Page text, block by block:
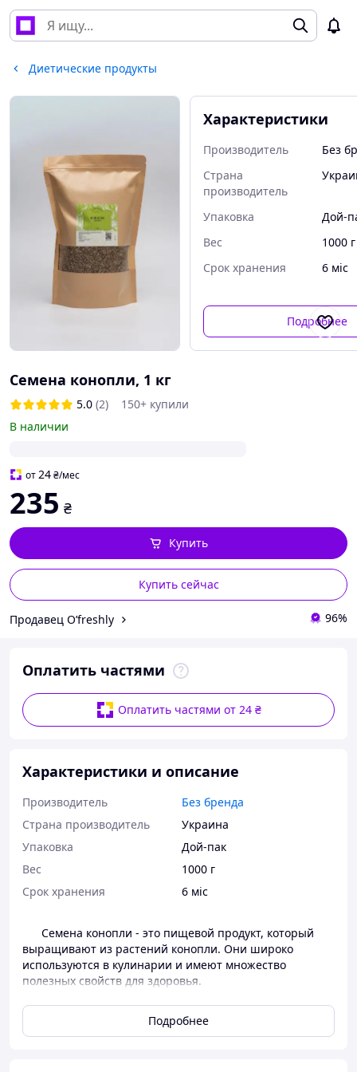
Диетические продукты
Характеристики
Производитель
Без
Страна
производитель
Упаковка
Дой-
Вес
1000 г
Срок хранения
6 міс
Подробнее
Семена конопли, 1 кг
5.0 (2)
150+ купили
В наличии
от24₴/мес
235 ₴
Купить сейчас
Купить
Продавец O’freshly 96%
Оплатить частями
Оплатить частями от 24 ₴
Характеристики и описание
Производитель
Без бренда
Страна производитель
Украина
Упаковка
Дой-пак
Вес
1000 г
Срок хранения
6 міс
Семена конопли - это пищевой продукт, который
выращивают из растений конопли. Они широко
используются в кулинарии и имеют множество
полезных свойств для здоровья.
аминокислот, жирных кислот и витаминов. Они
содержат витамины B и E, а также минералы, такие как
Подробнее